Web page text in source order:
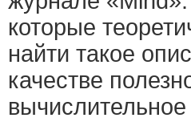
которые
найти такое
качестве